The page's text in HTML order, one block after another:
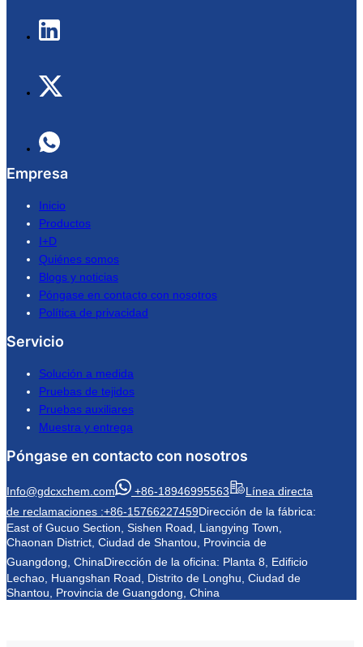
Empresa
Inicio
Productos
I+D
Quiénes somos
Blogs y noticias
Póngase en contacto con nosotros
Política de privacidad
Servicio
Solución a medida
Pruebas de tejidos
Pruebas auxiliares
Muestra y entrega
Póngase en contacto con nosotros
Info@gdcxchem.com +86-18946995563
Línea directa
de reclamaciones :+86-15766227459Dirección de la fábrica:
East of Gucuo Section, Sishen Road, Liangying Town,
Chaonan District, Ciudad de Shantou, Provincia de
Guangdong, ChinaDirección de la oficina: Planta 8, Edificio
Lechao, Huangshan Road, Distrito de Longhu, Ciudad de
Shantou, Provincia de Guangdong, China